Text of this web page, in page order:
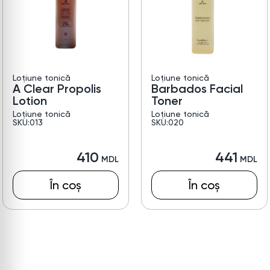
Loțiune tonică
A Clear Propolis
Lotion
Loțiune tonică
SKU:013
410
În coș
Loțiune tonică
Barbados Facial
Toner
Loțiune tonică
SKU:020
441
În coș